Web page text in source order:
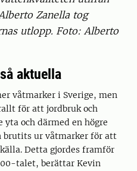
Zanella tog
utlopp. Foto: Alberto
aktuella
våtmarker i Sverige, men
för att jordbruk och
yta och därmed en högre
brutits ur våtmarker för att
Detta gjordes framför
talet, berättar Kevin